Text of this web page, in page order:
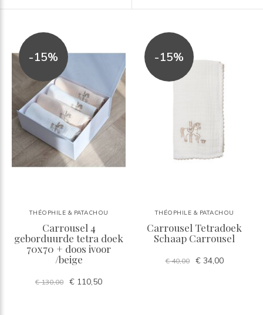
-15%
THÉOPHILE & PATACHOU
Carrousel 4
geborduurde tetra doek
70x70 + doos ivoor
/beige
€ 130,00 € 110,50
-15%
THÉOPHILE & PATACHOU
Carrousel Tetradoek
Schaap Carrousel
€ 40,00 € 34,00